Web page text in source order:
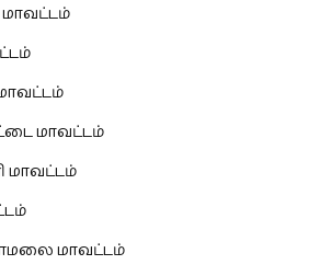
மாவட்டம்
மாவட்டம்
மாவட்டம்